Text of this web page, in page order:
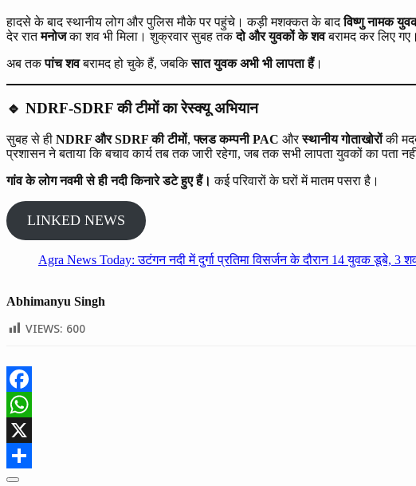
हादसे के बाद स्थानीय लोग और पुलिस मौके पर पहुंचे। कड़ी मशक्कत के बादविष्णु नामक
देर रातमनोजका शव भी मिला। शुक्रवार सुबह तकदो और युवकों के शवबरामद कर लिए गए।
अब तकपांच शवबरामद हो चुके हैं, जबकिसात युवक अभी भी लापता हैं।
🔹 NDRF-SDRF की टीमों का रेस्क्यू अभियान
सुबह से ही NDRF और SDRF की टीमों,फ्लड कम्पनी PAC औरस्थानीय गोताखोरोंकी
प्रशासन ने बताया कि बचाव कार्य तब तक जारी रहेगा, जब तक सभी लापता युवकों का पता
गांव के लोग नवमी से ही नदी किनारे डटे हुए हैं। कई परिवारों के घरों में मातम पसरा है।
LINKED NEWS
Agra News Today: उटंगन नदी में दुर्गा प्रतिमा विसर्जन के दौरान 14 युवक डूबे, 3
Abhimanyu Singh
VIEWS: 600
Facebook
WhatsApp
X
Share